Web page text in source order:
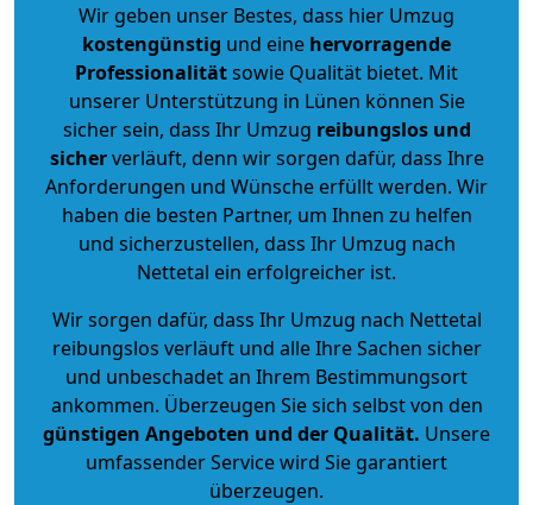
Wir geben unser Bestes, dass hier Umzug
kostengünstig und eine hervorragende
Professionalitätsowie Qualität bietet. Mit
unserer Unterstützung in Lünen können Sie
sicher sein, dass Ihr Umzug reibungslos und
sicherverläuft, denn wir sorgen dafür, dass Ihre
Anforderungen und Wünsche erfüllt werden. Wir
haben die besten Partner, um Ihnen zu helfen
und sicherzustellen, dass Ihr Umzug nach
Nettetal ein erfolgreicher ist.
Wir sorgen dafür, dass Ihr Umzug nach Nettetal
reibungslos verläuft und alle Ihre Sachen sicher
und unbeschadet an Ihrem Bestimmungsort
ankommen. Überzeugen Sie sich selbst von den
günstigen Angeboten und der Qualität. Unsere
umfassender Service wird Sie garantiert
überzeugen.